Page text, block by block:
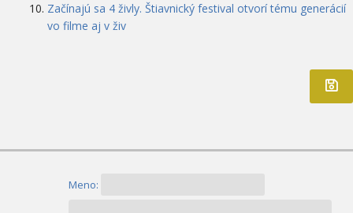
Začínajú sa 4 živly. Štiavnický festival otvorí tému generácií
vo filme aj v živ
Meno: